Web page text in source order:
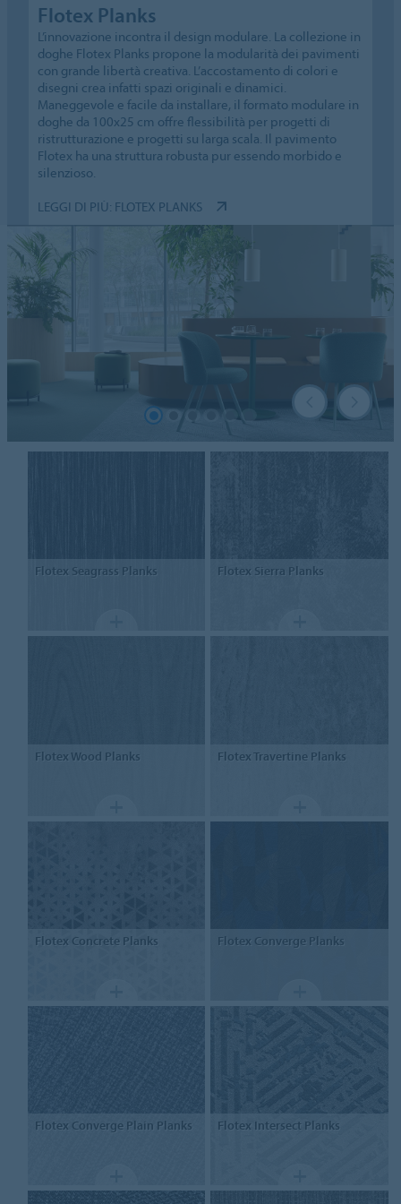
Flotex Planks
L’innovazione incontra il design modulare. La collezione in
doghe Flotex Planks propone la modularità dei pavimenti
con grande libertà creativa. L’accostamento di colori e
disegni crea infatti spazi originali e dinamici.
Maneggevole e facile da installare, il formato modulare in
doghe da 100x25 cm offre flessibilità per progetti di
ristrutturazione e progetti su larga scala. Il pavimento
Flotex ha una struttura robusta pur essendo morbido e
silenzioso.
LEGGI DI PIÙ: FLOTEX PLANKS
Flotex Seagrass Planks Flotex Sierra Planks
Flotex Wood Planks FlotexTravertine Planks
Flotex Concrete Planks Flotex Converge Planks
Flotex Converge Plain Planks Flotex Intersect Planks